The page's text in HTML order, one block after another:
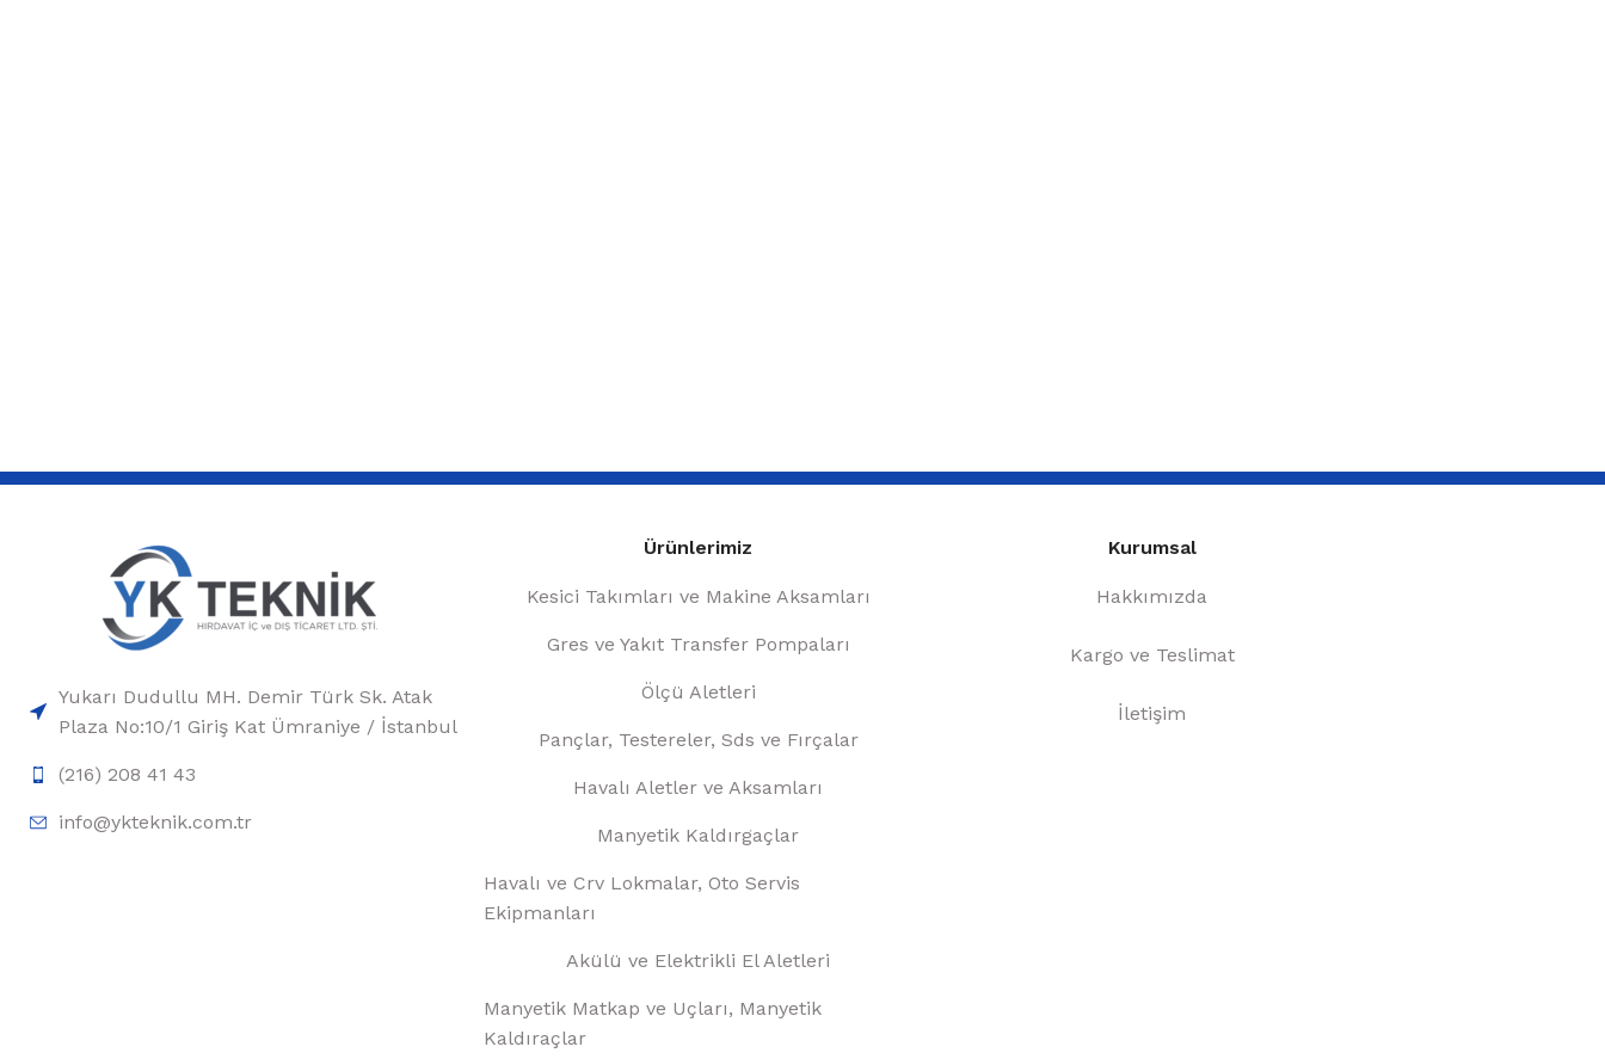
Yukarı Dudullu MH. Demir Türk Sk. Atak
Plaza No:10/1 Giriş Kat Ümraniye / İstanbul
(216) 208 41 43
info@ykteknik.com.tr
Ürünlerimiz
Kesici Takımları ve Makine Aksamları
Gres ve Yakıt Transfer Pompaları
Ölçü Aletleri
Pançlar, Testereler, Sds ve Fırçalar
Havalı Aletler ve Aksamları
Manyetik Kaldırgaçlar
Havalı ve Crv Lokmalar, Oto Servis
Ekipmanları
Akülü ve Elektrikli El Aletleri
Manyetik Matkap ve Uçları, Manyetik
Kaldıraçlar
Kurumsal
Hakkımızda
Kargo ve Teslimat
İletişim